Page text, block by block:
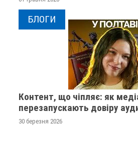
БЛОГИ
Контент, що чіпляє: як
перезапускають довіру
30 березня 2026